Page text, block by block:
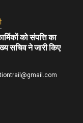
को संपत्ति का
सचिव ने जारी किए